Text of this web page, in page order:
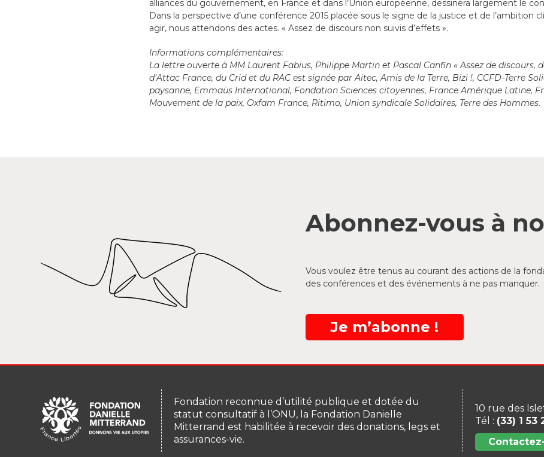
alliances du gouvernement, en France et dans l’Union européenne, dessinera largement le
Dans la perspective d’une conférence 2015 placée sous le signe de la justice et de l’ambition
agir, nous attendons des actes. « Assez de discours non suivis d’effets ».
Informations complémentaires:
La lettre ouverte à MM Laurent Fabius, Philippe Martin et Pascal Canfin « Assez de discours,
d’Attac France, du Crid et du RAC est signée par Aitec, Amis de la Terre, Bizi !, CCFD-Terre
paysanne, Emmaüs International, Fondation Sciences citoyennes, France Amérique Latine,
Mouvement de la paix, Oxfam France, Ritimo, Union syndicale Solidaires, Terre des Hommes.
Abonnez-vous à
Vous voulez être tenus au courant des actions de la
des conférences et des événements à ne pas manquer.
Je m’abonne !
Fondation reconnue d’utilité publique et dotée du
statut consultatif à l’ONU, la Fondation Danielle
Mitterrand est habilitée à recevoir des donations, legs et
assurances-vie.
10 rue des
Tél : (33) 1 53